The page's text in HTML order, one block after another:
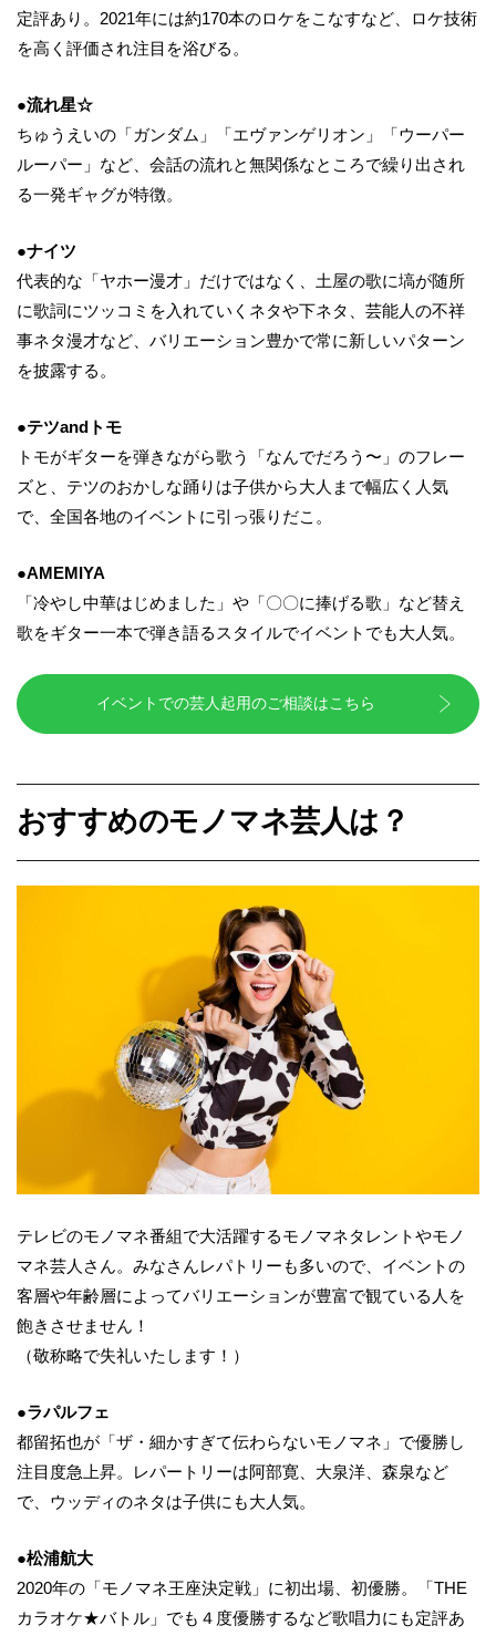
定評あり。2021年には約170本のロケをこなすなど、ロケ技術
を高く評価され注目を浴びる。
●流れ星☆
ちゅうえいの「ガンダム」「エヴァンゲリオン」「ウーパー
ルーパー」など、会話の流れと無関係なところで繰り出され
る一発ギャグが特徴。
●ナイツ
代表的な「ヤホー漫才」だけではなく、土屋の歌に塙が随所
に歌詞にツッコミを入れていくネタや下ネタ、芸能人の不祥
事ネタ漫才など、バリエーション豊かで常に新しいパターン
を披露する。
●テツandトモ
トモがギターを弾きながら歌う「なんでだろう〜」のフレー
ズと、テツのおかしな踊りは子供から大人まで幅広く人気
で、全国各地のイベントに引っ張りだこ。
●AMEMIYA
「冷やし中華はじめました」や「〇〇に捧げる歌」など替え
歌をギター一本で弾き語るスタイルでイベントでも大人気。
イベントでの芸人起用のご相談はこちら
おすすめのモノマネ芸人は？
テレビのモノマネ番組で大活躍するモノマネタレントやモノ
マネ芸人さん。みなさんレパトリーも多いので、イベントの
客層や年齢層によってバリエーションが豊富で観ている人を
飽きさせません！
（敬称略で失礼いたします！）
●ラパルフェ
都留拓也が「ザ・細かすぎて伝わらないモノマネ」で優勝し
注目度急上昇。レパートリーは阿部寛、大泉洋、森泉など
で、ウッディのネタは子供にも大人気。
●松浦航大
2020年の「モノマネ王座決定戦」に初出場、初優勝。「THE
カラオケ★バトル」でも４度優勝するなど歌唱力にも定評あ